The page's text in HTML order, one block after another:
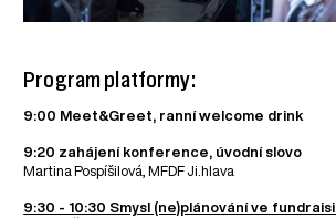
Program platformy:
9:00 Meet&Greet, ranní welcome drink
9:20 zahájení konference, úvodní slovo
Martina Pospíšilová, MFDF Ji.hlava
9:30 - 10:30 Smysl (ne)plánování ve